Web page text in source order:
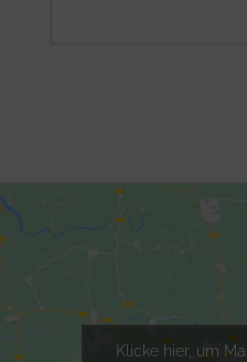
Klicke hier, um